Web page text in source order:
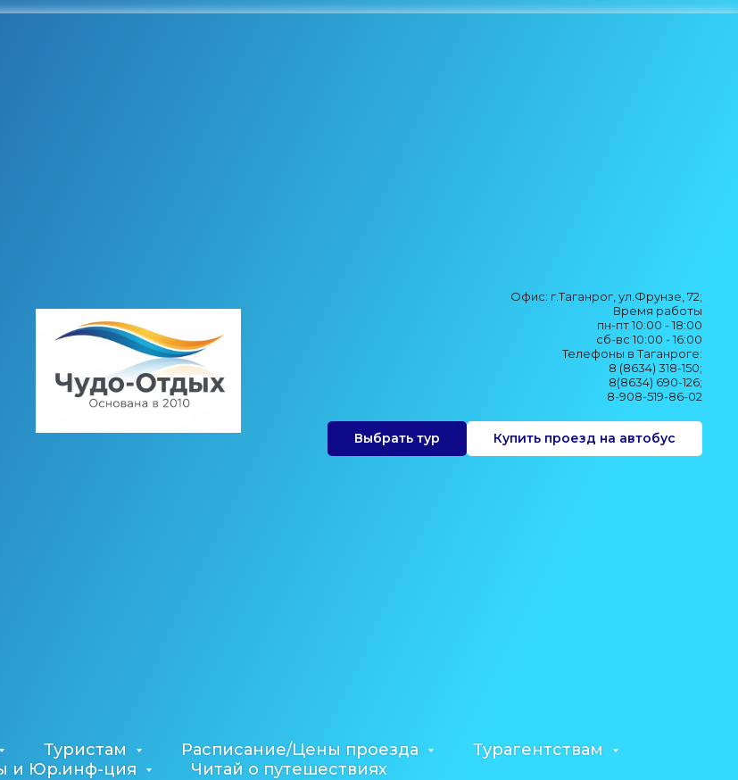
Офис: г.Таганрог, ул.Фрунзе, 72;
Время работы
пн-пт 10:00 - 18:00
сб-вс 10:00 - 16:00
Телефоны в Таганроге:
8 (8634) 318-150;
8(8634) 690-126;
8-908-519-86-02
Выбрать тур Купить проезд на автобус
Туристам Расписание/Цены проезда
Турагентствам
и Юр.инф-ция
Читай о путешествиях